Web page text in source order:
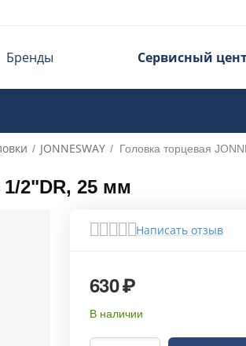
Бренды Сервисный
/ JONNESWAY / Головка торцевая
1/2"DR, 25 мм
Написать отзыв
630₽
В наличии